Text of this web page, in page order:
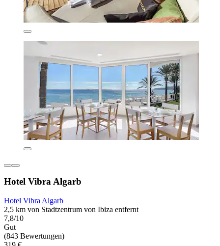
Hotel Vibra Algarb
Hotel Vibra Algarb
2,5 km von Stadtzentrum von Ibiza entfernt
7,8/10
Gut
(843 Bewertungen)